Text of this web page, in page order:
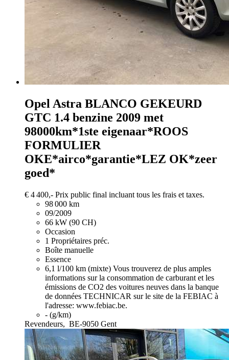
Opel Astra BLANCO GEKEURD
GTC 1.4 benzine 2009 met
98000km*1ste eigenaar*ROOS
FORMULIER
OKE*airco*garantie*LEZ OK*zeer
goed*
€ 4 400,- Prix public final incluant tous les frais et taxes.
98 000 km
09/2009
66 kW (90 CH)
Occasion
1 Propriétaires préc.
Boîte manuelle
Essence
6,1 l/100 km (mixte) Vous trouverez de plus amples
informations sur la consommation de carburant et les
émissions de CO2 des voitures neuves dans la banque
de données TECHNICAR sur le site de la FEBIAC à
l'adresse: www.febiac.be.
- (g/km)
Revendeurs, BE-9050 Gent